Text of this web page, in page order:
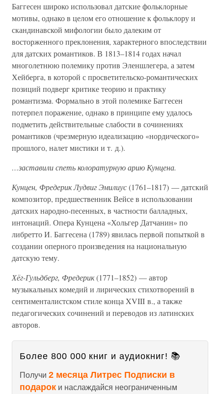
Баггесен широко использовал датские фольклорные
мотивы, однако в целом его отношение к фольклору и
скандинавской мифологии было далеким от
восторженного преклонения, характерного впоследствии
для датских романтиков. В 1813–1814 годах начал
многолетнюю полемику против Эленшлегера, а затем
Хейберга, в которой с просветительско-романтических
позиций подверг критике теорию и практику
романтизма. Формально в этой полемике Баггесен
потерпел поражение, однако в принципе ему удалось
подметить действительные слабости в сочинениях
романтиков (чрезмерную идеализацию «нордического»
прошлого, налет мистики и т. д.).
…заставили спеть колоратурную арию Кунцена.
Кунцен, Фредерик Лудвиг Эмилиус(1761–1817) — датский
композитор, предшественник Вейсе в использовании
датских народно-песенных, в частности балладных,
интонаций. Опера Кунцена «Хольгер Датчанин» по
либретто И. Баггесена (1789) явилась первой попыткой в
создании оперного произведения на национальную
датскую тему.
Хёг-Гульдберг, Фредерик(1771–1852) — автор
музыкальных комедий и лирических стихотворений в
сентименталистском стиле конца XVIII в., а также
педагогических сочинений и переводов из латинских
авторов.
Более 800 000 книг и аудиокниг! 📚
Получи 2 месяца Литрес Подписки в
подарок и наслаждайся неограниченным